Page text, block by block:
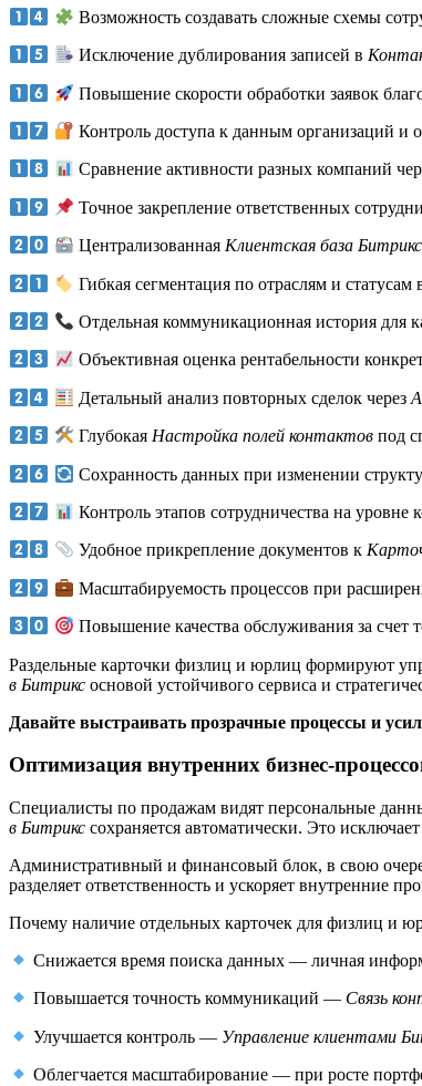
Возможность создавать сложные схемы
Исключение дублирования записей в
Повышение скорости обработки заявок
Контроль доступа к данным организаций и
Сравнение активности разных компаний
Точное закрепление ответственных
Централизованная Клиентская база Битрикс
Гибкая сегментация по отраслям и статусам
Отдельная коммуникационная история для
Объективная оценка рентабельности
Детальный анализ повторных сделок через
Глубокая Настройка полей контактовпод
Сохранность данных при изменении
Контроль этапов сотрудничества на уровне
Удобное прикрепление документов к
Масштабируемость процессов при
Повышение качества обслуживания за счет
Раздельные карточки физлиц и юрлиц формируют
в Битрикс основой устойчивого сервиса и
Давайте выстраивать прозрачные процессы и
Оптимизация внутренних бизнес-
Специалисты по продажам видят персональные
в Битрикс сохраняется автоматически. Это
Административный и финансовый блок, в свою
разделяет ответственность и ускоряет внутренние
Почему наличие отдельных карточек для физлиц и
Снижается время поиска данных — личная
Повышается точность коммуникаций — Связь
Улучшается контроль — Управление клиентами
Облегчается масштабирование — при росте